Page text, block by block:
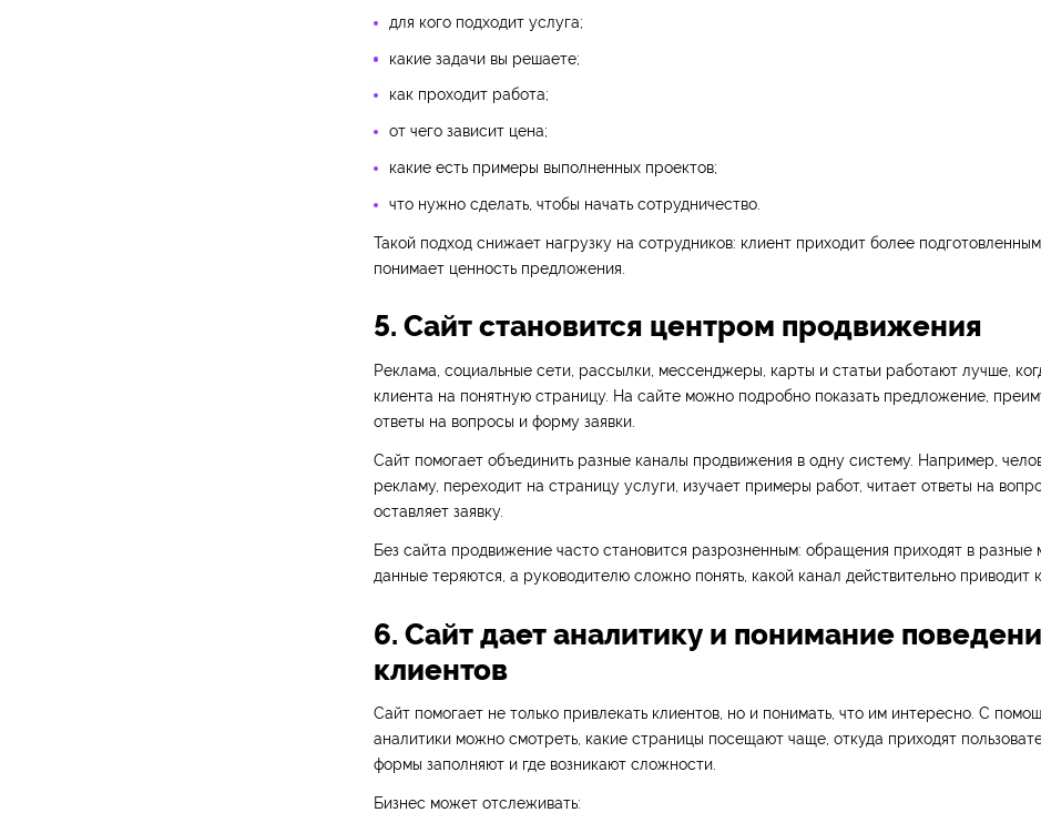
для кого подходит услуга;
какие задачи вы решаете;
как проходит работа;
от чего зависит цена;
какие есть примеры выполненных проектов;
что нужно сделать, чтобы начать сотрудничество.
Такой подход снижает нагрузку на сотрудников: клиент приходит более
понимает ценность предложения.
5. Сайт становится центром продвижения
Реклама, социальные сети, рассылки, мессенджеры, карты и статьи работают лучше,
клиента на понятную страницу. На сайте можно подробно показать предложение,
ответы на вопросы и форму заявки.
Сайт помогает объединить разные каналы продвижения в одну систему. Например,
рекламу, переходит на страницу услуги, изучает примеры работ, читает ответы на
оставляет заявку.
Без сайта продвижение часто становится разрозненным: обращения приходят в разные
данные теряются, а руководителю сложно понять, какой канал действительно приводит
6. Сайт дает аналитику и понимание
клиентов
Сайт помогает не только привлекать клиентов, но и понимать, что им интересно. С
аналитики можно смотреть, какие страницы посещают чаще, откуда приходят
формы заполняют и где возникают сложности.
Бизнес может отслеживать: